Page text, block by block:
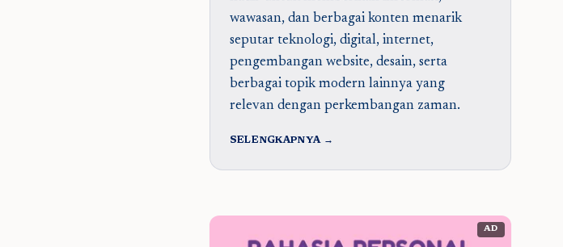
wawasan, dan berbagai konten menarik
seputar teknologi, digital, internet,
pengembangan website, desain, serta
berbagai topik modern lainnya yang
relevan dengan perkembangan zaman.
SELENGKAPNYA →
AD